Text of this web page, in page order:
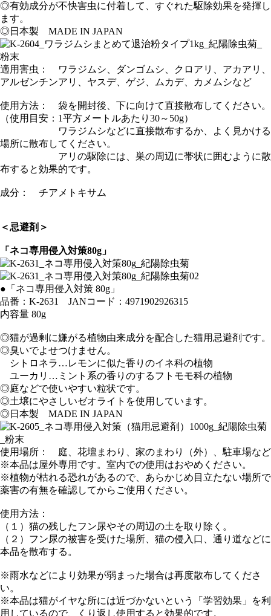
◎有効成分が不快害虫に付着して、すぐれた駆除効果を発揮し
ます。
◎日本製 MADE IN JAPAN
適用害虫： ワラジムシ、ダンゴムシ、クロアリ、アカアリ、
アルゼンチンアリ、ヤスデ、ゲジ、ムカデ、カメムシなど
使用方法： 袋を開封後、下に向けて直接散布してください。
（使用目安：1平方メートルあたり30～50g）
ワラジムシなどに直接散布するか、よく見かける
場所に散布してください。
アリの駆除には、巣の周辺に帯状に囲むように散
布すると効果的です。
成分： チアメトキサム
＜忌避剤＞
「ネコ専用侵入対策80g」
●「ネコ専用侵入対策 80g」
品番：K-2631 JANコード：4971902926315
内容量 80g
◎猫が過剰に嫌がる植物由来成分を配合した猫用忌避剤です。
◎臭いでよせつけません。
シトロネラ…レモンに似た香りのイネ科の植物
ユーカリ…ミント系の香りのするフトモモ科の植物
◎庭などで使いやすい粒状です。
◎土壌にやさしいゼオライトを使用しています。
◎日本製 MADE IN JAPAN
使用場所： 庭、花壇まわり、家のまわり（外）、駐車場など
※本品は屋外専用です。室内での使用はおやめください。
※植物が枯れる恐れがあるので、あらかじめ目立たない場所で
薬害の有無を確認してからご使用ください。
使用方法：
（１）猫の残したフン尿やその周辺の土を取り除く。
（２）フン尿の被害を受けた場所、猫の侵入口、通り道などに
本品を散布する。
※雨水などにより効果が弱まった場合は再度散布してくださ
い。
※本品は猫がイヤな所には近づかないという「学習効果」を利
用しているので、くり返し使用すると効果的です。